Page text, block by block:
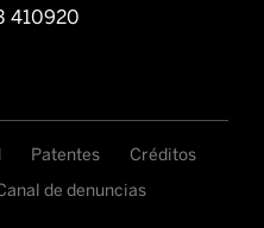
410920
Patentes
Créditos
de denuncias